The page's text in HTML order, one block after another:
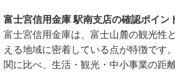
富士宮信用金庫 駅南支店の確認ポイン
富士宮信用金庫は、富士山麓の観光性
える地域に密着している点が特徴です
関に比べ、生活・観光・中小事業の距